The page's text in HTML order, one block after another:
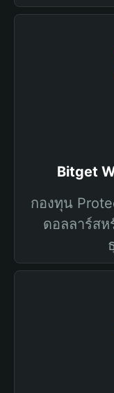
Bitget
กองทุน
ดอลลาร์ส